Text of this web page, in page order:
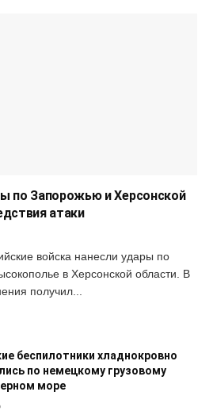
по Запорожью и Херсонской
атаки
войска нанесли удары по
в Херсонской области. В
получил...
беспилотники хладнокровно
по немецкому грузовому
море